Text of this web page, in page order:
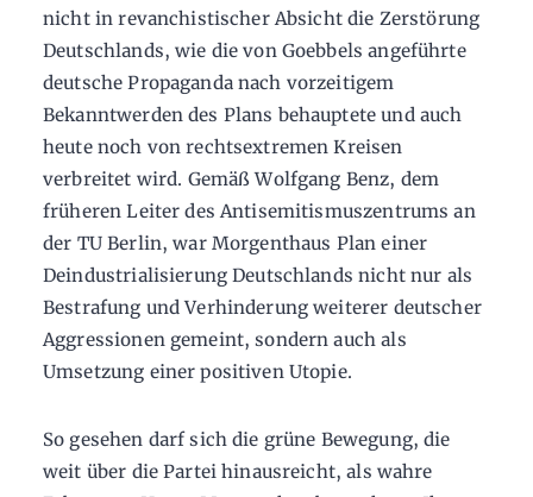
nicht in revanchistischer Absicht die Zerstörung
Deutschlands, wie die von Goebbels angeführte
deutsche Propaganda nach vorzeitigem
Bekanntwerden des Plans behauptete und auch
heute noch von rechtsextremen Kreisen
verbreitet wird. Gemäß Wolfgang Benz, dem
früheren Leiter des Antisemitismuszentrums an
der TU Berlin, war Morgenthaus Plan einer
Deindustrialisierung Deutschlands nicht nur als
Bestrafung und Verhinderung weiterer deutscher
Aggressionen gemeint, sondern auch als
Umsetzung einer positiven Utopie.
So gesehen darf sich die grüne Bewegung, die
weit über die Partei hinausreicht, als wahre